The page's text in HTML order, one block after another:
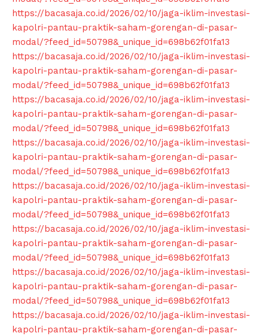
https://bacasaja.co.id/2026/02/10/jaga-iklim-investasi-
kapolri-pantau-praktik-saham-gorengan-di-pasar-
modal/?feed_id=50798&_unique_id=698b62f01fa13
https://bacasaja.co.id/2026/02/10/jaga-iklim-investasi-
kapolri-pantau-praktik-saham-gorengan-di-pasar-
modal/?feed_id=50798&_unique_id=698b62f01fa13
https://bacasaja.co.id/2026/02/10/jaga-iklim-investasi-
kapolri-pantau-praktik-saham-gorengan-di-pasar-
modal/?feed_id=50798&_unique_id=698b62f01fa13
https://bacasaja.co.id/2026/02/10/jaga-iklim-investasi-
kapolri-pantau-praktik-saham-gorengan-di-pasar-
modal/?feed_id=50798&_unique_id=698b62f01fa13
https://bacasaja.co.id/2026/02/10/jaga-iklim-investasi-
kapolri-pantau-praktik-saham-gorengan-di-pasar-
modal/?feed_id=50798&_unique_id=698b62f01fa13
https://bacasaja.co.id/2026/02/10/jaga-iklim-investasi-
kapolri-pantau-praktik-saham-gorengan-di-pasar-
modal/?feed_id=50798&_unique_id=698b62f01fa13
https://bacasaja.co.id/2026/02/10/jaga-iklim-investasi-
kapolri-pantau-praktik-saham-gorengan-di-pasar-
modal/?feed_id=50798&_unique_id=698b62f01fa13
https://bacasaja.co.id/2026/02/10/jaga-iklim-investasi-
kapolri-pantau-praktik-saham-gorengan-di-pasar-